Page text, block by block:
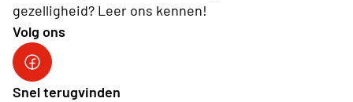
gezelligheid? Leer ons kennen!
Volg ons
Facebook NEOS Veldegem
Snel terugvinden